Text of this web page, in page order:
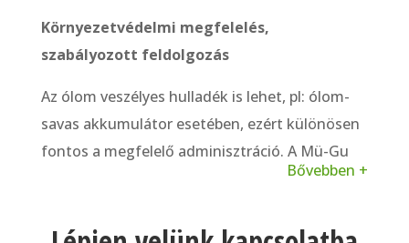
Környezetvédelmi megfelelés,
szabályozott feldolgozás
Az ólom veszélyes hulladék is lehet, pl: ólom-
savas akkumulátor esetében, ezért különösen
fontos a megfelelő adminisztráció. A Mü-Gu
Kft. minden tekintetben megfelel az EHS/HSE
vagy ártalmatlanítás megfelelő módját.
Bővebben +